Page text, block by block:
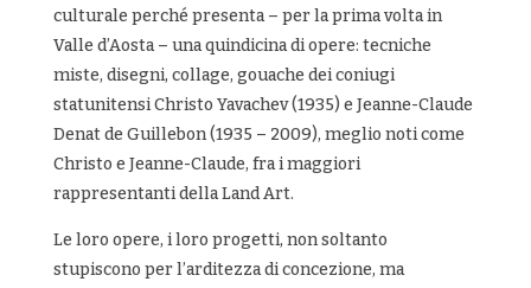
culturale perché presenta – per la prima volta in
Valle d’Aosta – una quindicina di opere: tecniche
miste, disegni, collage, gouache dei coniugi
statunitensi Christo Yavachev (1935) e Jeanne-Claude
Denat de Guillebon (1935 – 2009), meglio noti come
Christo e Jeanne-Claude, fra i maggiori
rappresentanti della Land Art.
Le loro opere, i loro progetti, non soltanto
stupiscono per l’arditezza di concezione, ma